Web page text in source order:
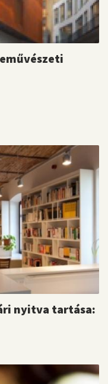
nyitva tartása: